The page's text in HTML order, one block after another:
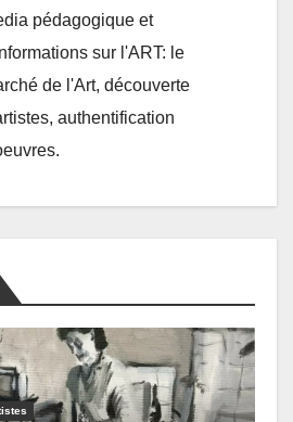
pédagogique et
sur l'ART: le
de l'Art, découverte
authentification